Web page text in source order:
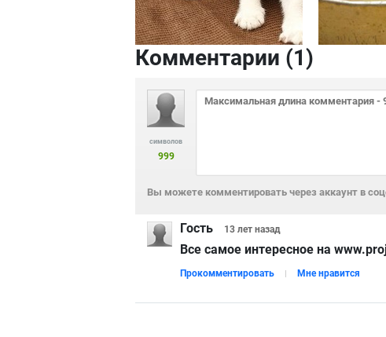
Комментарии (1)
символов
999
Вы можете комментировать через аккаунт в
Гость 13 лет назад
Все самое интересное на
Прокомментировать Мне нравится